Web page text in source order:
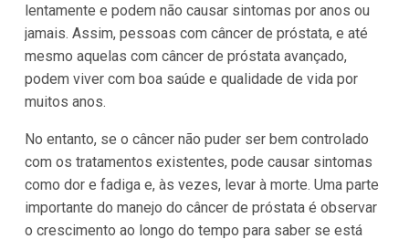
lentamente e podem não causar sintomas por anos ou
jamais. Assim, pessoas com câncer de próstata, e até
mesmo aquelas com câncer de próstata avançado,
podem viver com boa saúde e qualidade de vida por
muitos anos.
No entanto, se o câncer não puder ser bem controlado
com os tratamentos existentes, pode causar sintomas
como dor e fadiga e, às vezes, levar à morte. Uma parte
importante do manejo do câncer de próstata é observar
o crescimento ao longo do tempo para saber se está